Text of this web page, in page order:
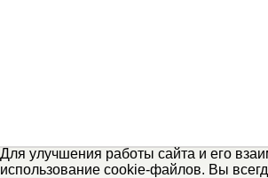
Для улучшения работы сайта и его
использование cookie-файлов. Вы